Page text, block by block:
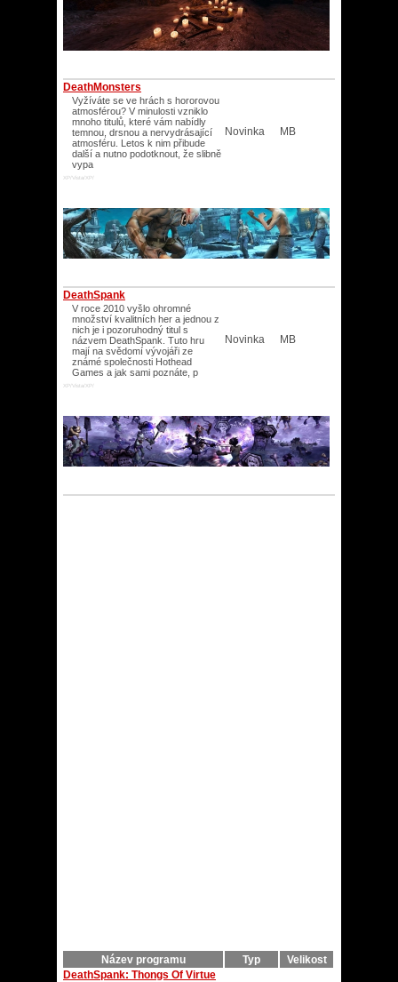
DeathMonsters
Vyžíváte se ve hrách s hororovou
atmosférou? V minulosti vzniklo
mnoho titulů, které vám nabídly
temnou, drsnou a nervydrásající
atmosféru. Letos k nim přibude
další a nutno podotknout, že slibně
vypa
XP/Vista/XP/
Novinka MB
DeathSpank
V roce 2010 vyšlo ohromné
množství kvalitních her a jednou z
nich je i pozoruhodný titul s
názvem DeathSpank. Tuto hru
mají na svědomí vývojáři ze
známé společnosti Hothead
Games a jak sami poznáte, p
XP/Vista/XP/
Novinka MB
Název programu Typ
Velikost
DeathSpank: Thongs Of Virtue